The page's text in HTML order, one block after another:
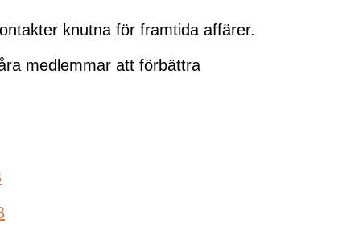
knutna för framtida affärer.
medlemmar att förbättra